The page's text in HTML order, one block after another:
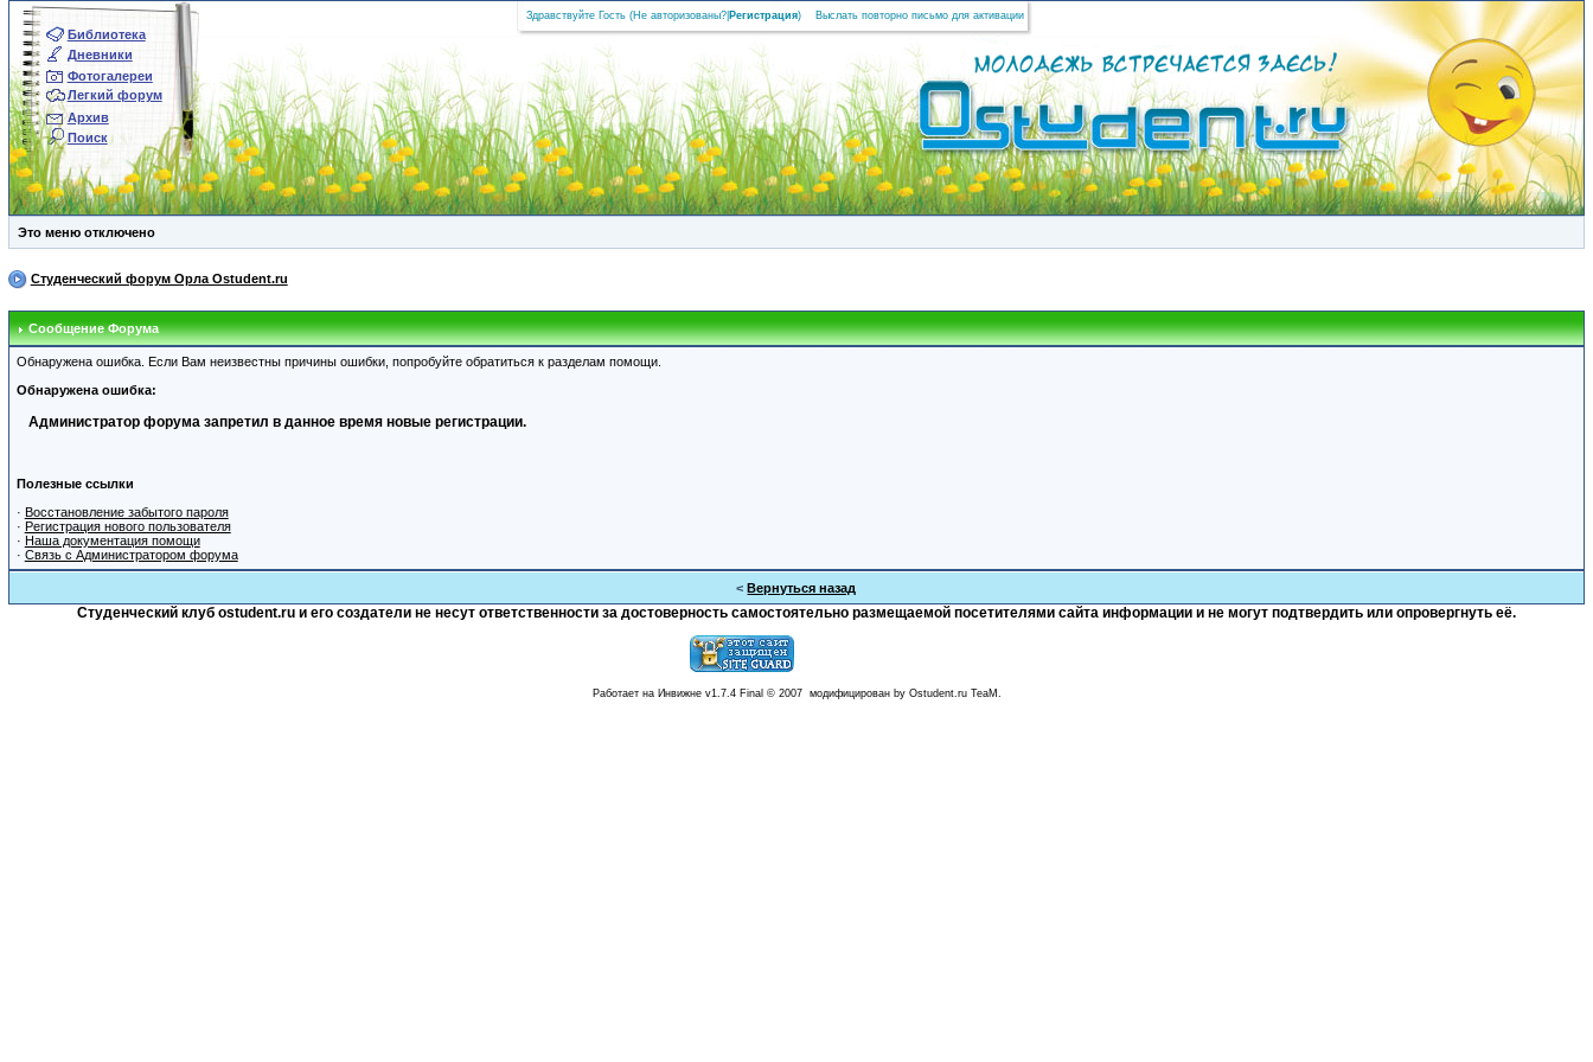
Библиотека
Дневники
Фотогалереи
Легкий форум
Архив
Поиск
Здравствуйте Гость (Не авторизованы? Регистрация) Выслать повторно письмо для активации
Это меню отключено
Студенческий форум Орла Ostudent.ru
Сообщение Форума
Обнаружена ошибка. Если Вам неизвестны причины ошибки, попробуйте обратиться к разделам помощи.
Обнаружена ошибка:
Администратор форума запретил в данное время новые регистрации.
Полезные ссылки
· Восстановление забытого пароля
· Регистрация нового пользователя
· Наша документация помощи
· Связь с Администратором форума
<Вернуться назад
Студенческий клуб ostudent.ru и его создатели не несут ответственности за достоверность самостоятельно размещаемой посетителями сайта информации и не могут подтвердить или опровергнуть её.
Работает на Инвижне v1.7.4 Final © 2007 модифицирован by Ostudent.ru TeaM.